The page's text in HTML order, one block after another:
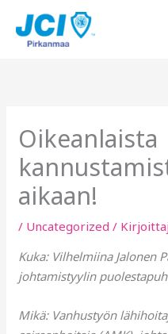
sisältöön
Oikeanlaista
aikaan!
/ Uncategorized /
Kuka: Vilhelmiina Jalonen
johtamistyylin
Mikä: Vanhustyön